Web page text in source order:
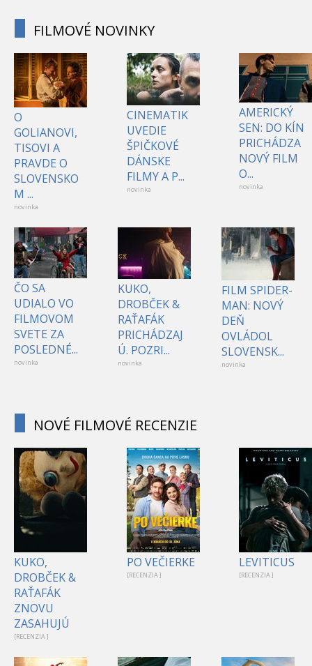
FILMOVÉ NOVINKY
O
GOLIANOVI,
TISOVI A
PRAVDE O
SLOVENSKO
M ...
novinka
CINEMATIK
UVEDIE
ŠPIČKOVÉ
DÁNSKE
FILMY A P...
novinka
AMERICKÝ
SEN: DO KÍN
PRICHÁDZA
NOVÝ FILM
O...
novinka
ČO SA
UDIALO VO
FILMOVOM
SVETE ZA
POSLEDNÉ...
novinka
KUKO,
DROBČEK &
RAŤAFÁK
PRICHÁDZAJ
Ú. POZRI...
novinka
FILM SPIDER-
MAN: NOVÝ
DEŇ
OVLÁDOL
SLOVENSK...
novinka
NOVÉ FILMOVÉ RECENZIE
KUKO,
DROBČEK &
RAŤAFÁK
ZNOVU
ZASAHUJÚ
[RECENZIA ]
PO VEČIERKE
[RECENZIA ]
LEVITICUS
[RECENZIA ]